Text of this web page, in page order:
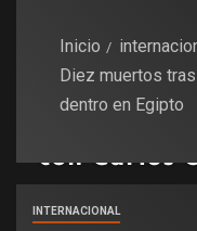
Inicio
Diez muertos
dentro en Egipto
INTERNACIONAL